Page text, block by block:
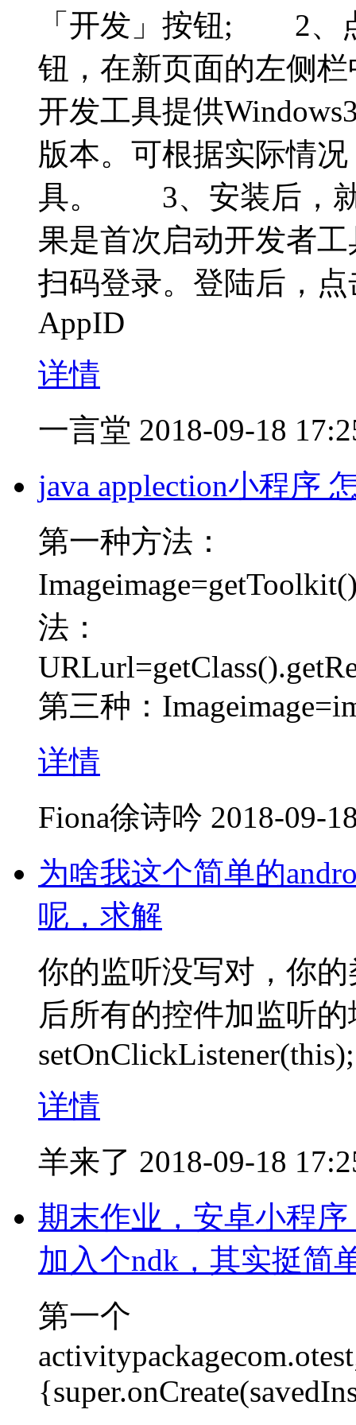
「开发」按钮; 2、
钮，在新页面的左侧
开发工具提供
版本。可根据实际情
具。 3、安装后，就
果是首次启动开发者
扫码登录。登陆后，
AppID
详情
一言堂 2018-09-18
java applection小程序
第一种方法：
法：
第三种：
详情
Fiona徐诗吟 2018-09-
为啥我这个简单的
呢，求解
你的监听没写对，你
后所有的控件加监听
setOnClickListener(this);
详情
羊来了 2018-09-18
期末作业，安卓小程
加入个ndk，其实挺简
第一个